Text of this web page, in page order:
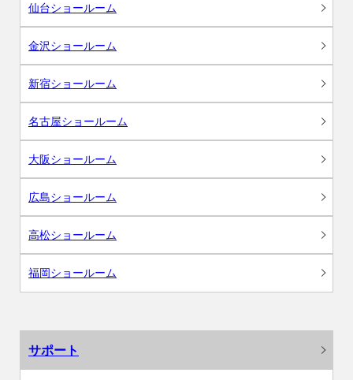
仙台ショールーム
金沢ショールーム
新宿ショールーム
名古屋ショールーム
大阪ショールーム
広島ショールーム
高松ショールーム
福岡ショールーム
サポート